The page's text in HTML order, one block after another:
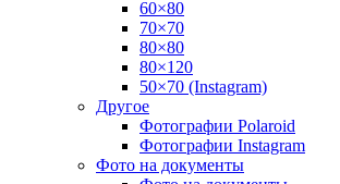
60×80
70×70
80×80
80×120
50×70 (Instagram)
Другое
Фотографии Polaroid
Фотографии Instagram
Фото на документы